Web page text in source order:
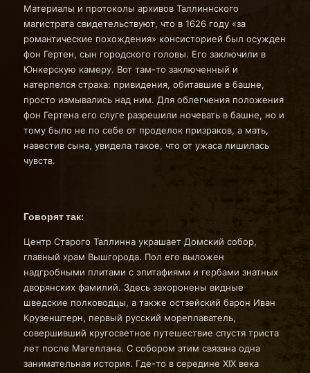
Материалы и протоколы архивов Таллиннского
магистрата свидетельствуют, что в 1626 году «за
романтические похождения» консисторией был осужден
фон Гертен, сын городского головы. Его заключили в
Юнкерскую камеру. Вот там-то заключенный и
натерпелся страха: привидения, обитавшие в башне,
просто измывались над ним. Для облегчения положения
фон Гертена его слуге разрешили ночевать в башне, но и
тому было не по себе от проделок призраков, а мать,
навестив сына, увидела такое, что от ужаса лишилась
чувств.
Говорят так:
Центр Старого Таллинна украшает Домский собор,
главный храм Вышгорода. Пол его выложен
надгробными плитами с эпитафиями и гербами знатных
дворянских фамилий. Здесь захоронены видные
шведские полководцы, а также остзейский барон Иван
Крузенштерн, первый русский мореплаватель,
совершивший кругосветное путешествие спустя триста
лет после Магеллана. С собором этим связана одна
занимательная история. Где-то в середине ХIХ века